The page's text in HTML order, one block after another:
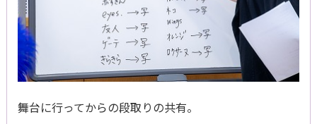
舞台に行ってからの段取りの共有。